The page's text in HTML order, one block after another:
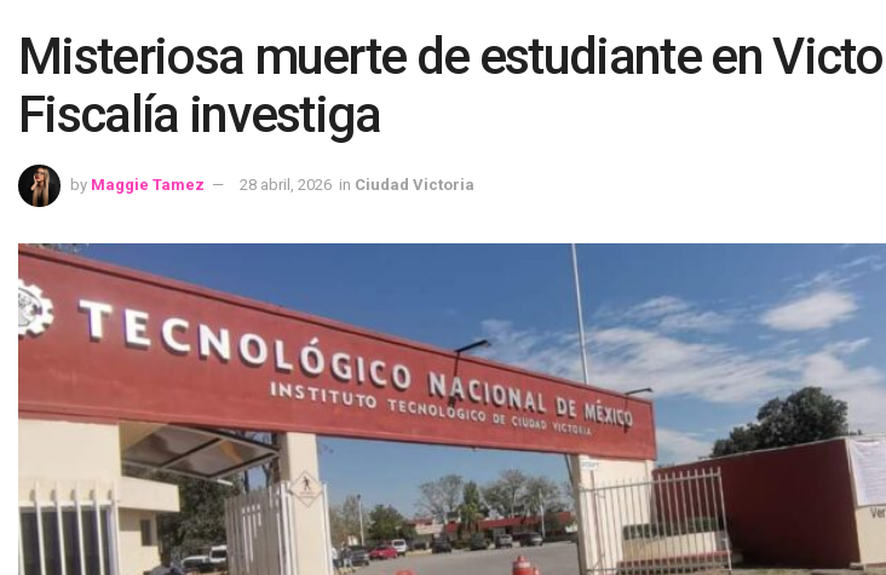
Misteriosa muerte de estudiante en
Fiscalía investiga
by Maggie Tamez 28 abril, 2026 in Ciudad Victoria